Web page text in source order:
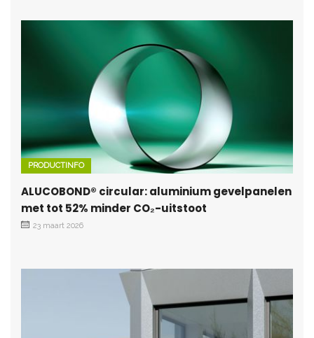
PRODUCTINFO
ALUCOBOND® circular: aluminium gevelpanelen
met tot 52% minder CO₂-uitstoot
23 maart 2026